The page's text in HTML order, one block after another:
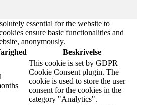
essential for the website to
ensure basic functionalities and
anonymously.
Beskrivelse
This cookie is set by GDPR
Cookie Consent plugin. The
cookie is used to store the user
consent for the cookies in the
category "Analytics".